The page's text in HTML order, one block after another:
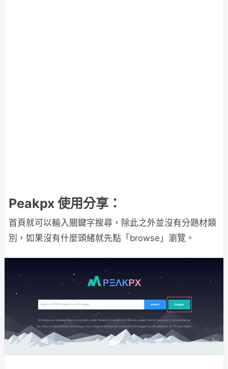
Peakpx 使用分享：
首頁就可以輸入關鍵字搜尋，除此之外並沒有分題材類
別，如果沒有什麼頭緒就先點「browse」瀏覽。